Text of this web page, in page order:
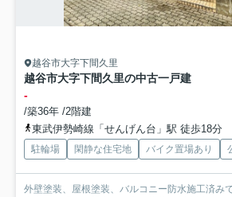
越谷市大字下間久里
越谷市大字下間久里の中古一戸建
-
/築36年 /2階建
東武伊勢崎線「せんげん台」駅 徒歩18分
駐輪場 閑静な住宅地 バイク置場あり
外壁塗装、屋根塗装、バルコニー防水施工済み